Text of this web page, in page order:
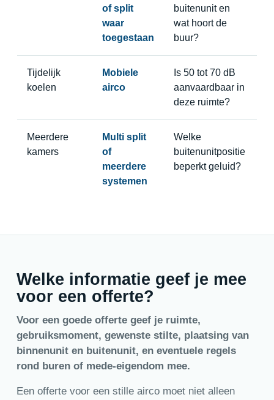
of split
waar
toegestaan
buitenunit en
wat hoort de
buur?
Tijdelijk
koelen
Mobiele
airco
Is 50 tot 70 dB
aanvaardbaar in
deze ruimte?
Meerdere
kamers
Multi split
of
meerdere
systemen
Welke
buitenunitpositie
beperkt geluid?
Welke informatie geef je mee
voor een offerte?
Voor een goede offerte geef je ruimte,
gebruiksmoment, gewenste stilte, plaatsing van
binnenunit en buitenunit, en eventuele regels
rond buren of mede-eigendom mee.
Een offerte voor een stille airco moet niet alleen